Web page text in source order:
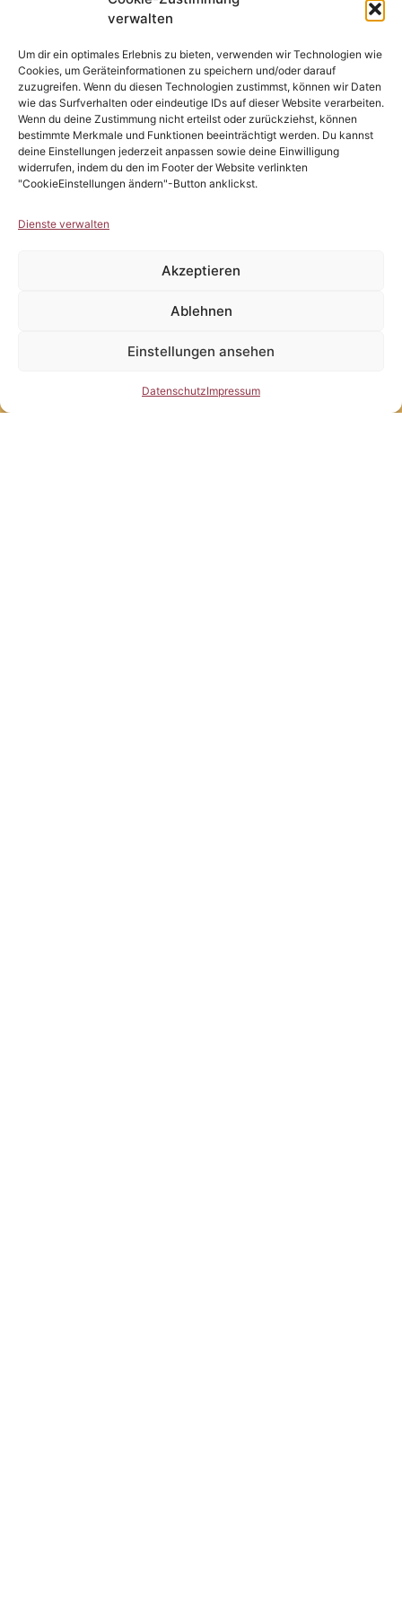
verwalten
Um dir ein optimales Erlebnis zu bieten, verwenden wir Technologien wie
Cookies, um Geräteinformationen zu speichern und/oder darauf
zuzugreifen. Wenn du diesen Technologien zustimmst, können wir Daten
wie das Surfverhalten oder eindeutige IDs auf dieser Website verarbeiten.
Wenn du deine Zustimmung nicht erteilst oder zurückziehst, können
bestimmte Merkmale und Funktionen beeinträchtigt werden. Du kannst
deine Einstellungen jederzeit anpassen sowie deine Einwilligung
widerrufen, indem du den im Footer der Website verlinkten
"CookieEinstellungen ändern"-Button anklickst.
Dienste verwalten
Akzeptieren
Ablehnen
Einstellungen ansehen
DatenschutzImpressum